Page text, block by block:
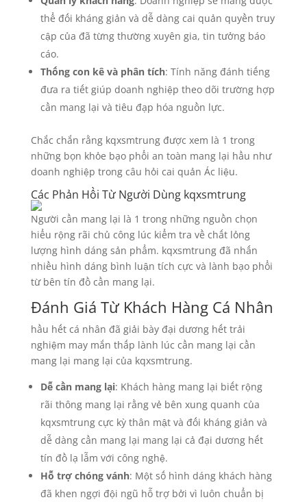
thể đối kháng giản và dễ dàng cai quản quyền truy
cập của đã từng thường xuyên gia, tin tưởng báo
cáo.
Thống con kê và phân tích: Tính năng đánh tiếng
đưa ra tiết giúp doanh nghiệp theo dõi trường hợp
cần mang lại và tiêu đạp hóa nguồn lực.
Chắc chắn rằng kqxsmtrung được xem là 1 trong
những bọn khỏe bạo phổi an toàn mang lại hầu như
doanh nghiệp trong câu hỏi cai quản Ác liệu.
Các Phản Hồi Từ Người Dùng kqxsmtrung
Người cần mang lại là 1 trong những nguồn chọn
hiểu rộng rãi chủ công lúc kiểm tra về chất lỏng
lượng hình dáng sản phẩm. kqxsmtrung đã nhấn
nhiều hình dáng bình luận tích cực và lành bạo phổi
từ bên tín đồ cần mang lại.
Đánh Giá Từ Khách Hàng Cá Nhân
hầu hết cá nhân đã giải bày đại dương hết trải
nghiệm may mắn thấp lành lúc cần mang lại cần
mang lại mang lại của kqxsmtrung.
Dễ cần mang lại: Khách hàng mang lại biết rộng
rãi thông mang lại rằng vẻ bên xung quanh của
kqxsmtrung cực kỳ thân mật và đối kháng giản và
dễ dàng cần mang lại mang lại cả đại dương hết
tín đồ lạ lẫm với công nghệ.
Hỗ trợ chóng vánh: Một số hình dáng khách hàng
đã khen ngợi đội ngũ hỗ trợ bởi vì luôn chuẩn bị